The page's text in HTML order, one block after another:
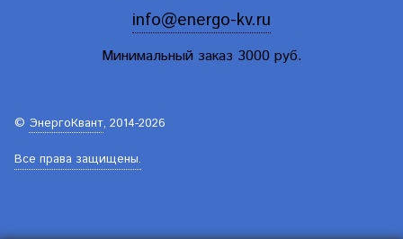
info@energo-kv.ru
Минимальный заказ 3000 руб.
© ЭнергоКвант, 2014-2026
Все права защищены.